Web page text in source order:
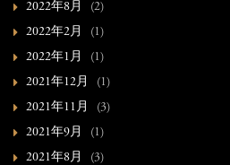
2022年8月
(2)
2022年2月
(1)
2022年1月
(1)
2021年12月
(1)
2021年11月
(3)
2021年9月
(1)
2021年8月
(3)